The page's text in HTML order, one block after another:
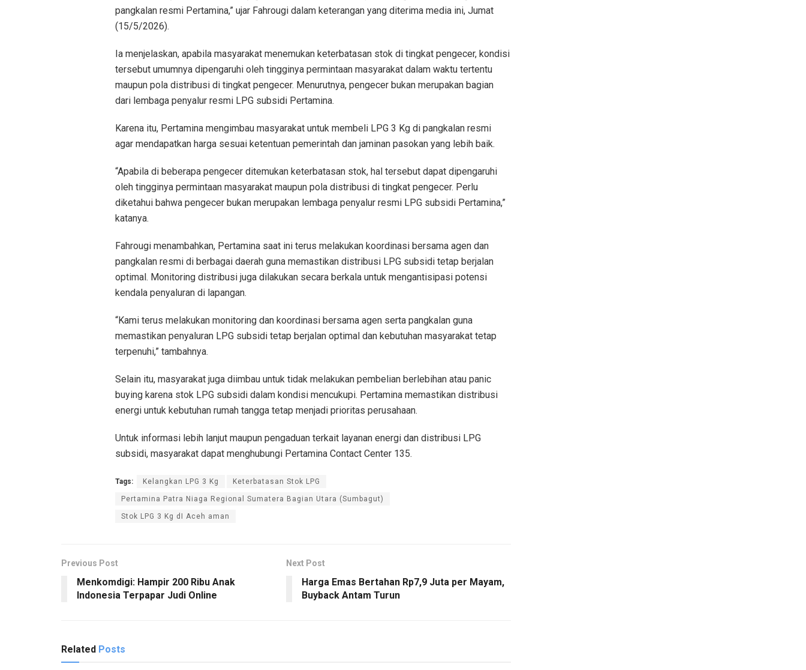
pangkalan resmi Pertamina,” ujar Fahrougi dalam keterangan yang diterima media ini, Jumat
(15/5/2026).
Ia menjelaskan, apabila masyarakat menemukan keterbatasan stok di tingkat pengecer, kondisi
tersebut umumnya dipengaruhi oleh tingginya permintaan masyarakat dalam waktu tertentu
maupun pola distribusi di tingkat pengecer. Menurutnya, pengecer bukan merupakan bagian
dari lembaga penyalur resmi LPG subsidi Pertamina.
Karena itu, Pertamina mengimbau masyarakat untuk membeli LPG 3 Kg di pangkalan resmi
agar mendapatkan harga sesuai ketentuan pemerintah dan jaminan pasokan yang lebih baik.
“Apabila di beberapa pengecer ditemukan keterbatasan stok, hal tersebut dapat dipengaruhi
oleh tingginya permintaan masyarakat maupun pola distribusi di tingkat pengecer. Perlu
diketahui bahwa pengecer bukan merupakan lembaga penyalur resmi LPG subsidi Pertamina,”
katanya.
Fahrougi menambahkan, Pertamina saat ini terus melakukan koordinasi bersama agen dan
pangkalan resmi di berbagai daerah guna memastikan distribusi LPG subsidi tetap berjalan
optimal. Monitoring distribusi juga dilakukan secara berkala untuk mengantisipasi potensi
kendala penyaluran di lapangan.
“Kami terus melakukan monitoring dan koordinasi bersama agen serta pangkalan guna
memastikan penyaluran LPG subsidi tetap berjalan optimal dan kebutuhan masyarakat tetap
terpenuhi,” tambahnya.
Selain itu, masyarakat juga diimbau untuk tidak melakukan pembelian berlebihan atau panic
buying karena stok LPG subsidi dalam kondisi mencukupi. Pertamina memastikan distribusi
energi untuk kebutuhan rumah tangga tetap menjadi prioritas perusahaan.
Untuk informasi lebih lanjut maupun pengaduan terkait layanan energi dan distribusi LPG
subsidi, masyarakat dapat menghubungi Pertamina Contact Center 135.
Tags: Kelangkan LPG 3 Kg Keterbatasan Stok LPG
Pertamina Patra Niaga Regional Sumatera Bagian Utara (Sumbagut)
Stok LPG 3 Kg dI Aceh aman
Previous Post
Menkomdigi: Hampir 200 Ribu Anak
Indonesia Terpapar Judi Online
Next Post
Harga Emas Bertahan Rp7,9 Juta per Mayam,
Buyback Antam Turun
Related Posts